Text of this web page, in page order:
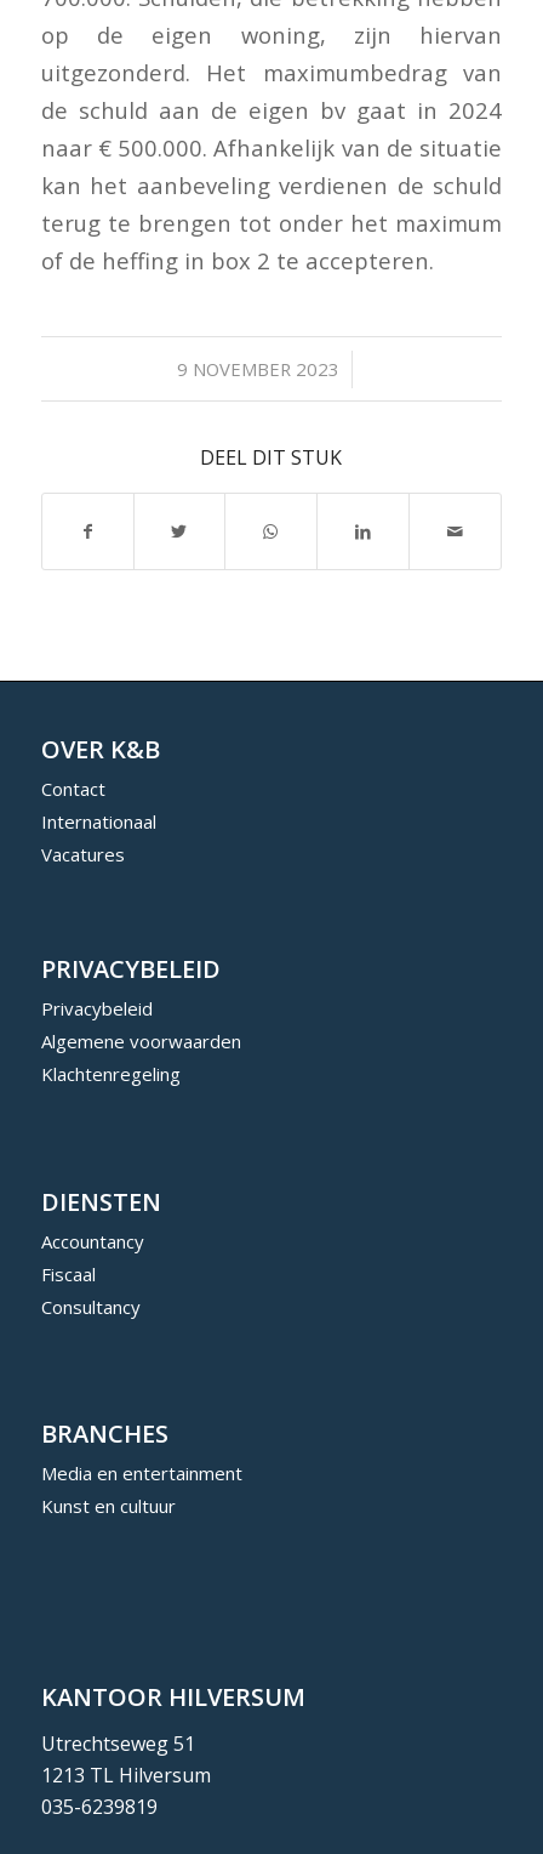
op de eigen woning, zijn hiervan
uitgezonderd. Het maximumbedrag van
de schuld aan de eigen bv gaat in 2024
naar € 500.000. Afhankelijk van de situatie
kan het aanbeveling verdienen de schuld
terug te brengen tot onder het maximum
of de heffing in box 2 te accepteren.
9 NOVEMBER 2023
/
DEEL DIT STUK
OVER K&B
Contact
Internationaal
Vacatures
PRIVACYBELEID
Privacybeleid
Algemene voorwaarden
Klachtenregeling
DIENSTEN
Accountancy
Fiscaal
Consultancy
BRANCHES
Media en entertainment
Kunst en cultuur
KANTOOR HILVERSUM
Utrechtseweg 51
1213 TL Hilversum
035-6239819